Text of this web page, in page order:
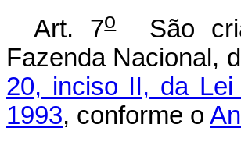
Art. 7oSão
Fazenda Nacional,
20, inciso II, da
1993, conforme o